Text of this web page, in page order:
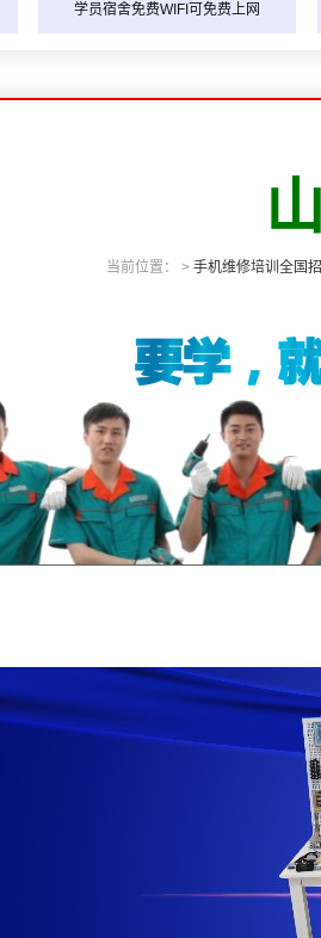
学员宿舍免费WIFI可免费上网
当前位置： > 手机维修培训全国